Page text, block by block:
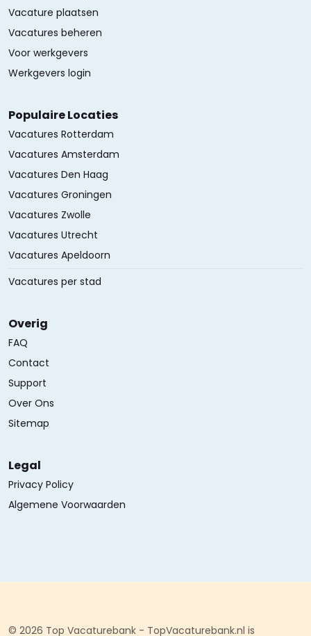
Vacature plaatsen
Vacatures beheren
Voor werkgevers
Werkgevers login
Populaire Locaties
Vacatures Rotterdam
Vacatures Amsterdam
Vacatures Den Haag
Vacatures Groningen
Vacatures Zwolle
Vacatures Utrecht
Vacatures Apeldoorn
Vacatures per stad
Overig
FAQ
Contact
Support
Over Ons
Sitemap
Legal
Privacy Policy
Algemene Voorwaarden
© 2026 Top Vacaturebank - TopVacaturebank.nl is